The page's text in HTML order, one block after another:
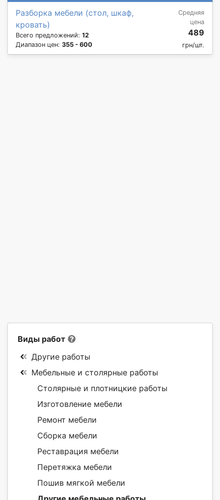
Разборка мебели (стол, шкаф,
кровать)
Всего предложений: 12
Диапазон цен: 355 - 600
Средняя
цена
489
грн/шт.
Виды работ
Другие работы
Мебельные и столярные работы
Столярные и плотницкие работы
Изготовление мебели
Ремонт мебели
Сборка мебели
Реставрация мебели
Перетяжка мебели
Пошив мягкой мебели